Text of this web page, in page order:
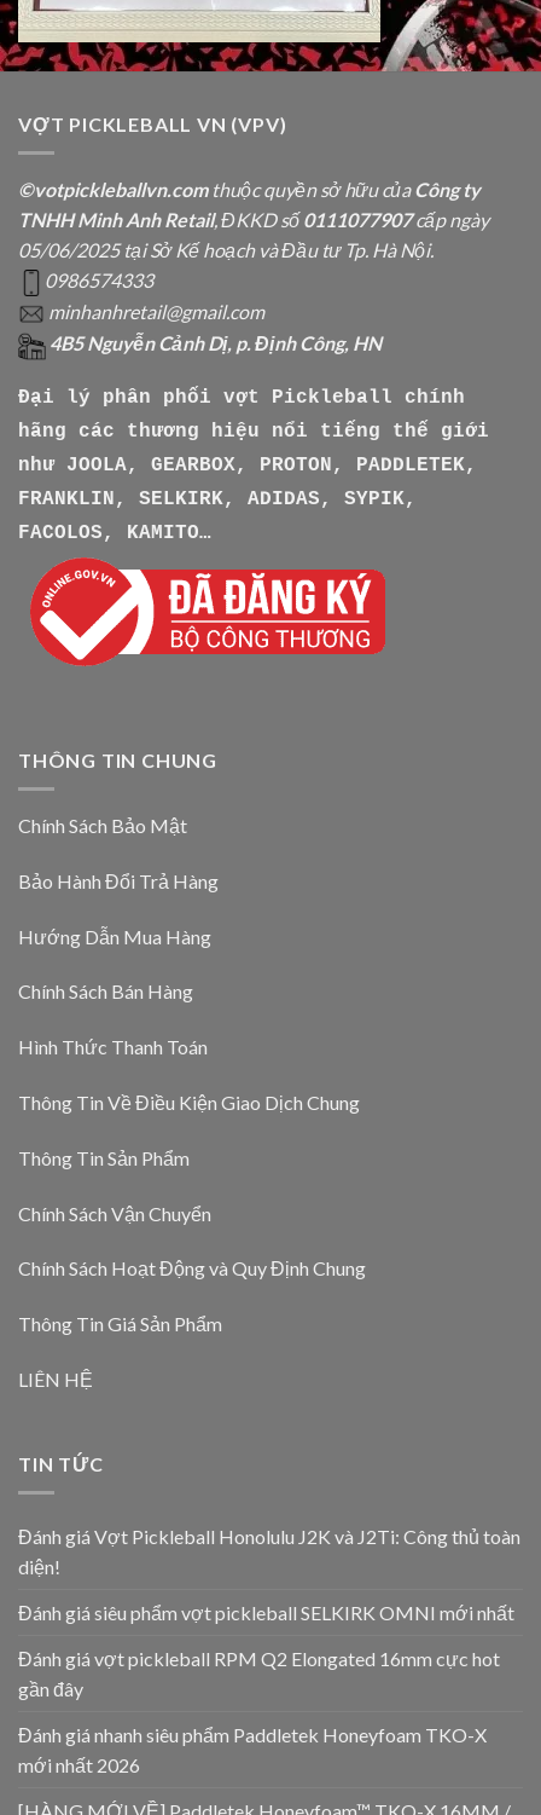
VỢT PICKLEBALL VN (VPV)
©votpickleballvn.comthuộc quyền sở hữu củaCông ty
TNHH Minh Anh Retail, ĐKKD số0111077907cấp ngày
05/06/2025 tại Sở Kế hoạch và Đầu tư Tp. Hà Nội.
0986574333
minhanhretail@gmail.com
4B5 Nguyễn Cảnh Dị, p. Định Công, HN
Đại lý phân phối vợt Pickleball chính
hãng các thương hiệu nổi tiếng thế giới
như
JOOLA, GEARBOX, PROTON, PADDLETEK,
FRANKLIN, SELKIRK, ADIDAS, SYPIK,
FACOLOS, KAMITO…
THÔNG TIN CHUNG
Chính Sách Bảo Mật
Bảo Hành Đổi Trả Hàng
Hướng Dẫn Mua Hàng
Chính Sách Bán Hàng
Hình Thức Thanh Toán
Thông Tin Về Điều Kiện Giao Dịch Chung
Thông Tin Sản Phẩm
Chính Sách Vận Chuyển
Chính Sách Hoạt Động và Quy Định Chung
Thông Tin Giá Sản Phẩm
LIÊN HỆ
TIN TỨC
Đánh giá Vợt Pickleball Honolulu J2K và J2Ti: Công thủ toàn
diện!
Đánh giá siêu phẩm vợt pickleball SELKIRK OMNI mới nhất
Đánh giá vợt pickleball RPM Q2 Elongated 16mm cực hot
gần đây
Đánh giá nhanh siêu phẩm Paddletek Honeyfoam TKO-X
mới nhất 2026